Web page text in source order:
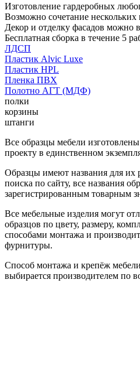
Изготовление гардеробных
Возможно сочетание нескольких
Декор и отделку фасадов можно
Бесплатная сборка в течение 5
ЛДСП
Пластик Alvic Luxe
Пластик HPL
Пленка ПВХ
Полотно АГТ (МДФ)
полки
корзины
штанги
Все образцы мебели
проекту в единственном
Образцы имеют названия для их
поиска по сайту, все названия
зарегистрированным товарным
Все мебельные изделия могут
образцов по цвету, размеру,
способами монтажа и
фурнитуры.
Способ монтажа и крепёж
выбирается производителем по